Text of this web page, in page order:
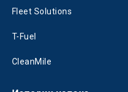
Fleet Solutions
T-Fuel
CleanMile